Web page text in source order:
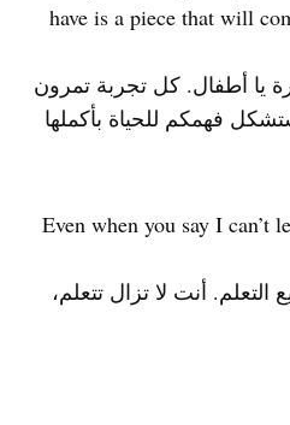
have is a piece that will
يا أطفال. كل تجربة تمرون
فهمكم للحياة بأكملها
!Even when you say I can’t
أنت لا تزال تتعلم،